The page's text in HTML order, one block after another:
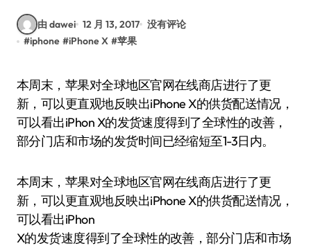
由 dawei 12 月 13, 2017 没有评论
#iphone #iPhone X #苹果
本周末，苹果对全球地区官网在线商店进行了更
新，可以更直观地反映出iPhone X的供货配送情况，
可以看出iPhon X的发货速度得到了全球性的改善，
部分门店和市场的发货时间已经缩短至1-3日内。
本周末，苹果对全球地区官网在线商店进行了更
新，可以更直观地反映出iPhone X的供货配送情况，
可以看出iPhon
X的发货速度得到了全球性的改善，部分门店和市场